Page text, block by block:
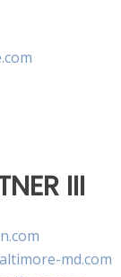
III
md.com